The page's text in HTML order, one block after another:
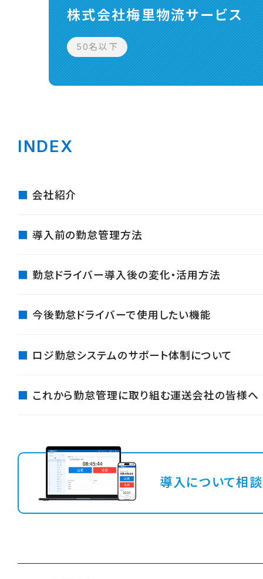
株式会社梅里物流サービス
50名以下
INDEX
会社紹介
導入前の勤怠管理方法
勤怠ドライバー導入後の変化・活用方法
今後勤怠ドライバーで使用したい機能
ロジ勤怠システムのサポート体制について
これから勤怠管理に取り組む運送会社の皆様へ
導入について相